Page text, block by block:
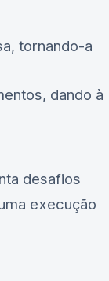
tornando-a
dando à
desafios
execução